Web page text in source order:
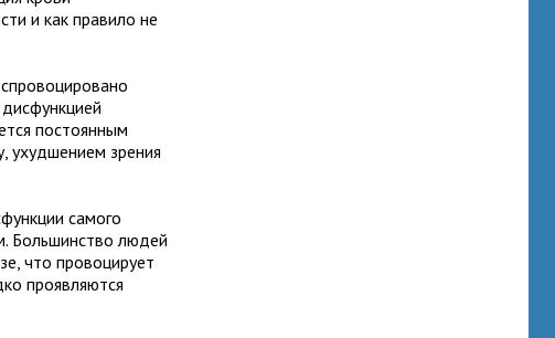
и как правило не
постоянным
ухудшением зрения
самого
Большинство людей
что провоцирует
проявляются